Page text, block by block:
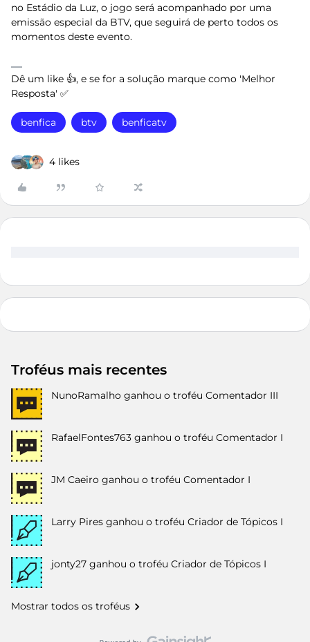
no Estádio da Luz, o jogo será acompanhado por uma
emissão especial da BTV, que seguirá de perto todos os
momentos deste evento.
Dê um like 👍, e se for a solução marque como 'Melhor
Resposta' ✅
benfica btv benficatv
4 likes
Troféus mais recentes
NunoRamalho ganhou o troféu Comentador III
RafaelFontes763 ganhou o troféu Comentador I
JM Caeiro ganhou o troféu Comentador I
Larry Pires ganhou o troféu Criador de Tópicos I
jonty27 ganhou o troféu Criador de Tópicos I
Mostrar todos os troféus